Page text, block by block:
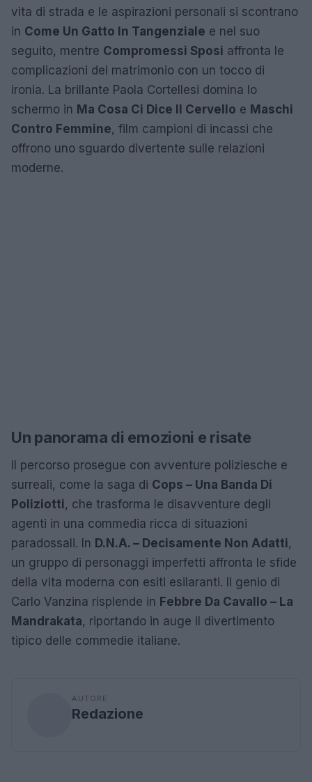
vita di strada e le aspirazioni personali si scontrano
in Come Un Gatto In Tangenziale e nel suo
seguito, mentre Compromessi Sposi affronta le
complicazioni del matrimonio con un tocco di
ironia. La brillante Paola Cortellesi domina lo
schermo in Ma Cosa Ci Dice Il Cervello e Maschi
Contro Femmine, film campioni di incassi che
offrono uno sguardo divertente sulle relazioni
moderne.
Un panorama di emozioni e risate
Il percorso prosegue con avventure poliziesche e
surreali, come la saga di Cops – Una Banda Di
Poliziotti, che trasforma le disavventure degli
agenti in una commedia ricca di situazioni
paradossali. In D.N.A. – Decisamente Non Adatti,
un gruppo di personaggi imperfetti affronta le sfide
della vita moderna con esiti esilaranti. Il genio di
Carlo Vanzina risplende in Febbre Da Cavallo – La
Mandrakata, riportando in auge il divertimento
tipico delle commedie italiane.
AUTORE
Redazione